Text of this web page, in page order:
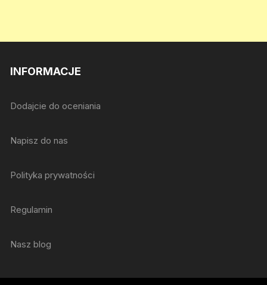
INFORMACJE
Dodajcie do oceniania
Napisz do nas
Polityka prywatności
Regulamin
Nasz blog